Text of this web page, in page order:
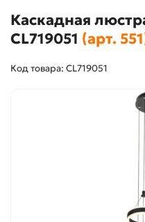
Каскадная
CL719051 (арт.
Код товара: CL719051